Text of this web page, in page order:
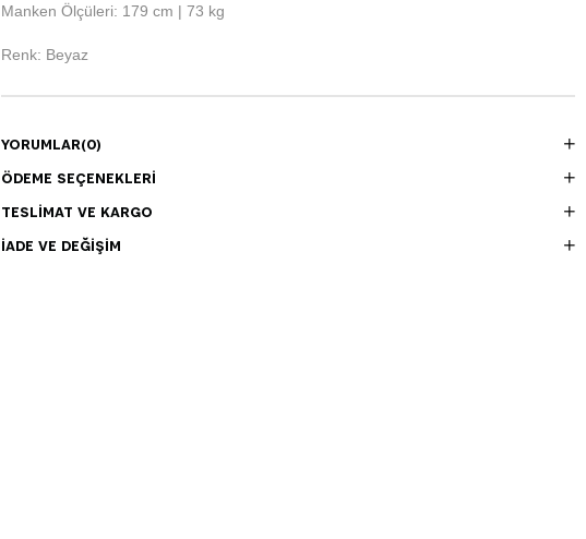
Manken Ölçüleri: 179 cm | 73 kg
Renk: Beyaz
YORUMLAR(0)
ÖDEME SEÇENEKLERI
TESLIMAT VE KARGO
İADE VE DEĞIŞIM